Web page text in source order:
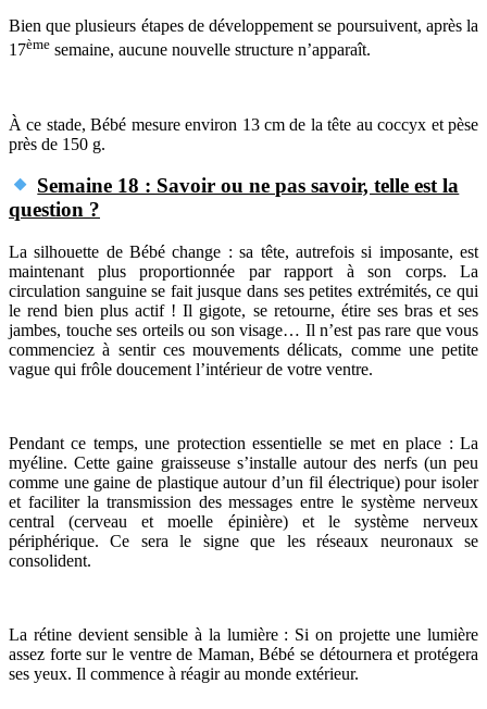
Bien que plusieurs étapes de développement se poursuivent, après la
17ème semaine, aucune nouvelle structure n’apparaît.
À ce stade, Bébé mesure environ 13 cm de la tête au coccyx et pèse
près de 150 g.
Semaine 18 : Savoir ou ne pas savoir, telle est la
question ?
La silhouette de Bébé change : sa tête, autrefois si imposante, est
maintenant plus proportionnée par rapport à son corps. La
circulation sanguine se fait jusque dans ses petites extrémités, ce qui
le rend bien plus actif ! Il gigote, se retourne, étire ses bras et ses
jambes, touche ses orteils ou son visage… Il n’est pas rare que vous
commenciez à sentir ces mouvements délicats, comme une petite
vague qui frôle doucement l’intérieur de votre ventre.
Pendant ce temps, une protection essentielle se met en place : La
myéline. Cette gaine graisseuse s’installe autour des nerfs (un peu
comme une gaine de plastique autour d’un fil électrique) pour isoler
et faciliter la transmission des messages entre le système nerveux
central (cerveau et moelle épinière) et le système nerveux
périphérique. Ce sera le signe que les réseaux neuronaux se
consolident.
La rétine devient sensible à la lumière : Si on projette une lumière
assez forte sur le ventre de Maman, Bébé se détournera et protégera
ses yeux. Il commence à réagir au monde extérieur.